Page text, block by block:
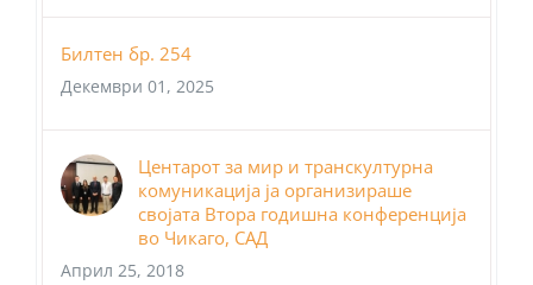
Билтен бр. 254
Декември 01, 2025
Центарот за мир и транскултурна
комуникација ја организираше
својата Втора годишна конференција
во Чикаго, САД
Април 25, 2018